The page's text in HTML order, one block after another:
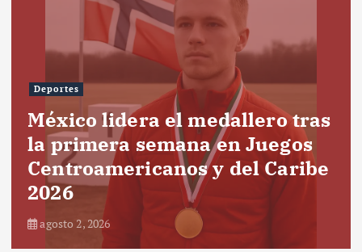
Deportes
México lidera el medallero tras
la primera semana en Juegos
Centroamericanos y del Caribe
2026
agosto 2, 2026